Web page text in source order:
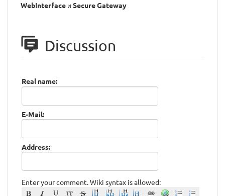
WebInterface и Secure Gateway
Discussion
Real name:
E-Mail:
Address:
Enter your comment. Wiki syntax is allowed: